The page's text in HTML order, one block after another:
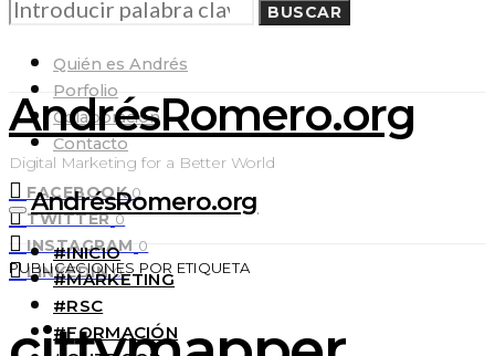
BUSCAR
Quién es Andrés
Porfolio
Colaboración
Contacto
FACEBOOK 0
TWITTER 0
INSTAGRAM 0
LINKEDIN 0
AndrésRomero.org
Digital Marketing for a Better World
AndrésRomero.org
#INICIO
#MARKETING
#RSC
#FORMACIÓN
PUBLICACIONES POR ETIQUETA